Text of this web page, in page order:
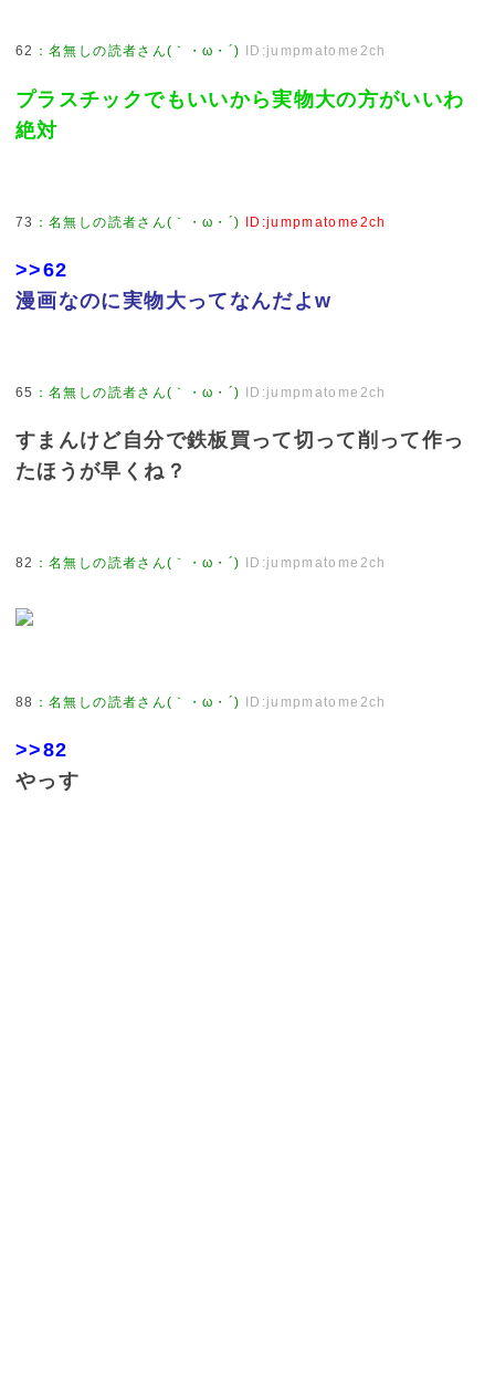
62 ：名無しの読者さん(｀・ω・´) ID:jumpmatome2ch
プラスチックでもいいから実物大の方がいいわ
絶対
73 ：名無しの読者さん(｀・ω・´) ID:jumpmatome2ch
>>62
漫画なのに実物大ってなんだよw
65 ：名無しの読者さん(｀・ω・´) ID:jumpmatome2ch
すまんけど自分で鉄板買って切って削って作っ
たほうが早くね？
82 ：名無しの読者さん(｀・ω・´) ID:jumpmatome2ch
88 ：名無しの読者さん(｀・ω・´) ID:jumpmatome2ch
>>82
やっす